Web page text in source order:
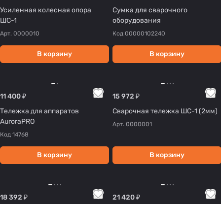
Усиленная колесная опора
ШС-1
Арт. 0000010
В корзину
Сумка для сварочного
оборудования
Код 00000102240
В корзину
11 400 ₽
Тележка для аппаратов
AuroraPRO
Код 14768
В корзину
15 972 ₽
Cварочная тележка ШC-1 (2мм)
Арт. 0000001
В корзину
18 392 ₽
21 420 ₽